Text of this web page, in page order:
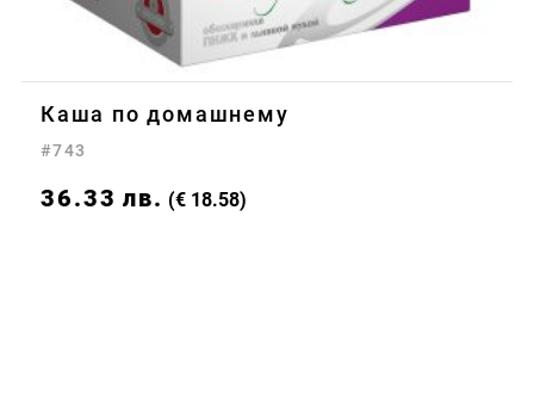
Каша по домашнему
#743
36.33 лв. (€ 18.58)